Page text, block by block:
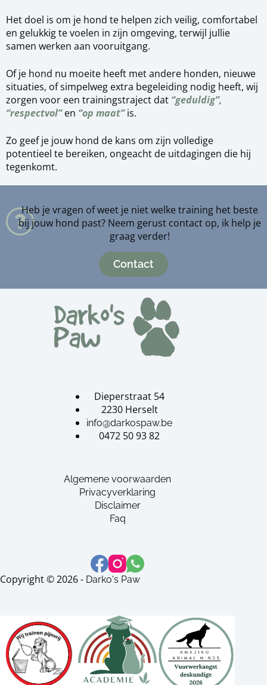
Het doel is om je hond te helpen zich veilig, comfortabel
en gelukkig te voelen in zijn omgeving, terwijl jullie
samen werken aan vooruitgang.
Of je hond nu moeite heeft met andere honden, nieuwe
situaties, of simpelweg extra begeleiding nodig heeft, wij
zorgen voor een trainingstraject dat “geduldig”,
“respectvol”en “op maat”is.
Zo geef je jouw hond de kans om zijn volledige
potentieel te bereiken, ongeacht de uitdagingen die hij
tegenkomt.
Heb je vragen of weet je niet welke training het beste
bij jouw hond past? Neem gerust contact op, ik help je
graag verder!
Contact
Dieperstraat 54
2230 Herselt
info@darkospaw.be
0472 50 93 82
Algemene voorwaarden
Privacyverklaring
Disclaimer
Faq
Copyright © 2026 - Darko's Paw